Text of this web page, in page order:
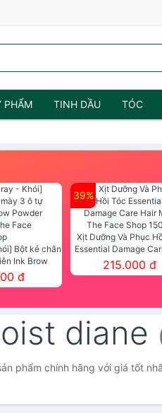
PHẨM TINH DẦU TÓC
Bột kẻ chân
Ink Brow
Face Shop
đ
39%
Xịt Dưỡng Và Phục
Essential Damage
Mist The Face Shop
215.000 đ
diane
phẩm chính hãng với giá tốt